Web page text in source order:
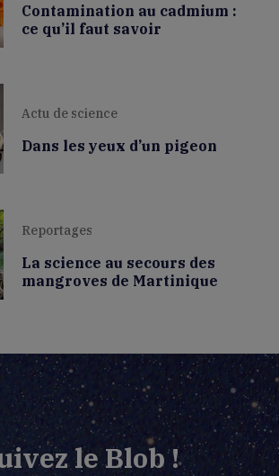
Contamination au cadmium :
ce qu’il faut savoir
Actu de science
Dans les yeux d’un pigeon
Reportages
La science au secours des
mangroves de Martinique
le Blob !